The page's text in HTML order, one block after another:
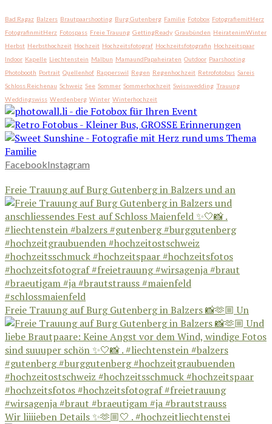
Bad Ragaz Balzers Brautpaarshooting Burg Gutenberg Familie Fotobox FotografiemitHerz
FotografinmitHerz Fotospass Freie Trauung GettingReady Graubünden HeiratenimWinter
Herbst Herbsthochzeit Hochzeit Hochzeitsfotograf Hochzeitsfotografin Hochzeitspaar
Indoor Kapelle Liechtenstein Malbun MamaundPapaheiraten Outdoor Paarshooting
Photobooth Portrait Quellenhof Rapperswil Regen Regenhochzeit Retrofotobus Sareis
Schloss Reichenau Schweiz See Sommer Sommerhochzeit Swisswedding Trauung
Weddingswiss Werdenberg Winter Winterhochzeit
FacebookInstagram
Freie Trauung auf Burg Gutenberg in Balzers und an
Freie Trauung auf Burg Gutenberg in Balzers 📸🫶🏼 Un
Wir liiiieben Details ✨🫶🏼🤍 . #hochzeitliechtenstei